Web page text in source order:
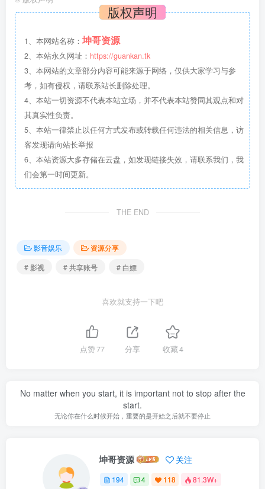
版权声明
1、本网站名称： 坤哥资源
2、本站永久网址： https://guankan.tk
3、本网站的文章部分内容可能来源于网络，仅供大家学习与参
考，如有侵权，请联系站长删除处理。
4、本站一切资源不代表本站立场，并不代表本站赞同其观点和对
其真实性负责。
5、本站一律禁止以任何方式发布或转载任何违法的相关信息，访
客发现请向站长举报
6、本站资源大多存储在云盘，如发现链接失效，请联系我们，我
们会第一时间更新。
THE END
影音娱乐
资源分享
# 影视
# 共享账号 # 白嫖
喜欢就支持一下吧
点赞77 分享 收藏4
No matter when you start, it is important not to stop after the
start.
无论你在什么时候开始，重要的是开始之后就不要停止
坤哥资源 关注
194 4 118 81.3W+